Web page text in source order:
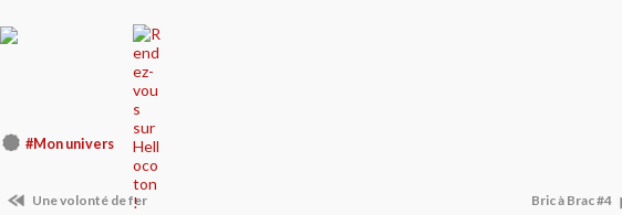
#Mon univers
Une volonté de fer Bric à Brac #4